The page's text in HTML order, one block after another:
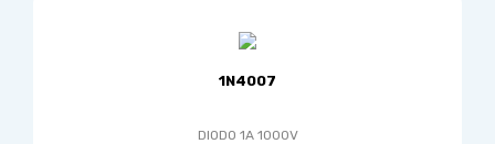
1N4007
DIODO 1A 1000V